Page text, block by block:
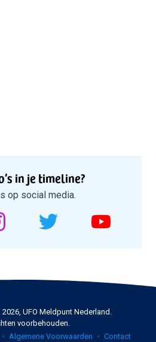
in je timeline?
op social media.
UFO Meldpunt Nederland.
voorbehouden.
Algemene Voorwaarden Contact